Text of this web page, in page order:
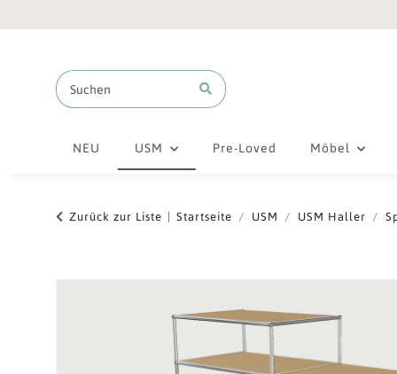
NEU USM Pre-Loved Möbel
Zurück zur Liste Startseite USM USM Haller